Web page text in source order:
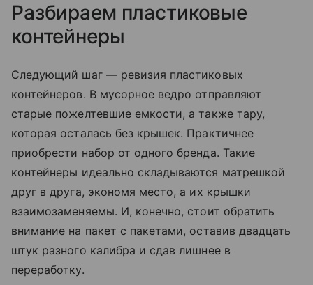
Разбираем пластиковые
контейнеры
Следующий шаг — ревизия пластиковых
контейнеров. В мусорное ведро отправляют
старые пожелтевшие емкости, а также тару,
которая осталась без крышек. Практичнее
приобрести набор от одного бренда. Такие
контейнеры идеально складываются матрешкой
друг в друга, экономя место, а их крышки
взаимозаменяемы. И, конечно, стоит обратить
внимание на пакет с пакетами, оставив двадцать
штук разного калибра и сдав лишнее в
переработку.